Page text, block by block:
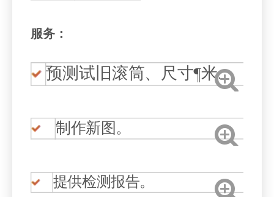
服务：
预测试旧滚筒、尺寸¶米.
制作新图。
提供检测报告。